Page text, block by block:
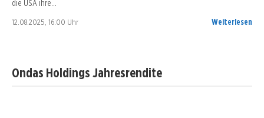
die USA ihre…
12.08.2025, 16:00 Uhr Weiterlesen
Ondas Holdings Jahresrendite